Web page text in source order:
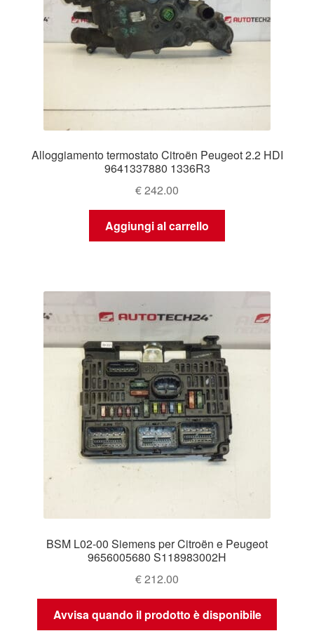
Alloggiamento termostato Citroën Peugeot 2.2 HDI
9641337880 1336R3
€242.00
Aggiungi al carrello
BSM L02-00 Siemens per Citroën e Peugeot
9656005680 S118983002H
€212.00
Avvisa quando il prodotto è disponibile